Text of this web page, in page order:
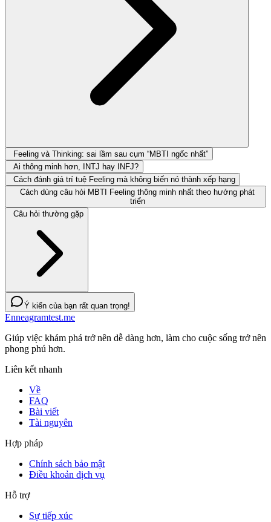
Feeling và Thinking: sai lầm sau cụm “MBTI ngốc nhất”
Ai thông minh hơn, INTJ hay INFJ?
Cách đánh giá trí tuệ Feeling mà không biến nó thành xếp hạng
Cách dùng câu hỏi MBTI Feeling thông minh nhất theo hướng phát
triển
Câu hỏi thường gặp
Ý kiến của bạn rất quan trọng!
Enneagramtest.me
Giúp việc khám phá trở nên dễ dàng hơn, làm cho cuộc sống trở nên
phong phú hơn.
Liên kết nhanh
Về
FAQ
Bài viết
Tài nguyên
Hợp pháp
Chính sách bảo mật
Điều khoản dịch vụ
Hỗ trợ
Sự tiếp xúc